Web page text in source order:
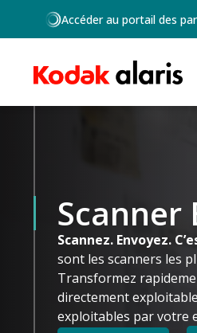
Skip to main content
Accéder au portail des
Scanner
Scannez. Envoyez.
sont les scanners les
Transformez
directement
exploitables par votre